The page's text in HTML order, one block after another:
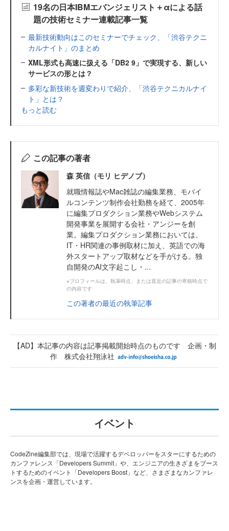
19名の日本IBMエバンジェリスト＋αによる話
題の技術セミナー連載記事一覧
最新技術動向はこのセミナーでチェック、「渋谷テクニ
カルナイト」のまとめ
XML形式も高速に扱える「DB2 9」で実現する、新しい
サービスの形とは？
多彩な新技術を週変わりで紹介、「渋谷テクニカルナイ
ト」とは？
もっと読む
この記事の著者
森 英信（モリ ヒデノブ）
就職情報誌やMac雑誌の編集業務、モバイ
ルコンテンツ制作会社勤務を経て、2005年
に編集プロダクション業務やWebシステム
開発事業を展開する会社・アンジーを創
業。編集プロダクション業務においては、
IT・HR関連の事例取材に加え、英語での海
外スタートアップ取材などを手がける。独
自開発のAI文字起こし・...
※プロフィールは、執筆時点、または直近の記事の寄稿時点で
の内容です
この著者の最近の執筆記事
【AD】本記事の内容は記事掲載開始時点のものです 企画・制
作 株式会社翔泳社
イベント
CodeZine編集部では、現場で活躍するデベロッパーをスターにするための
カンファレンス「Developers Summit」や、エンジニアの生きざまをブース
トするためのイベント「Developers Boost」など、さまざまなカンファレ
ンスを企画・運営しています。